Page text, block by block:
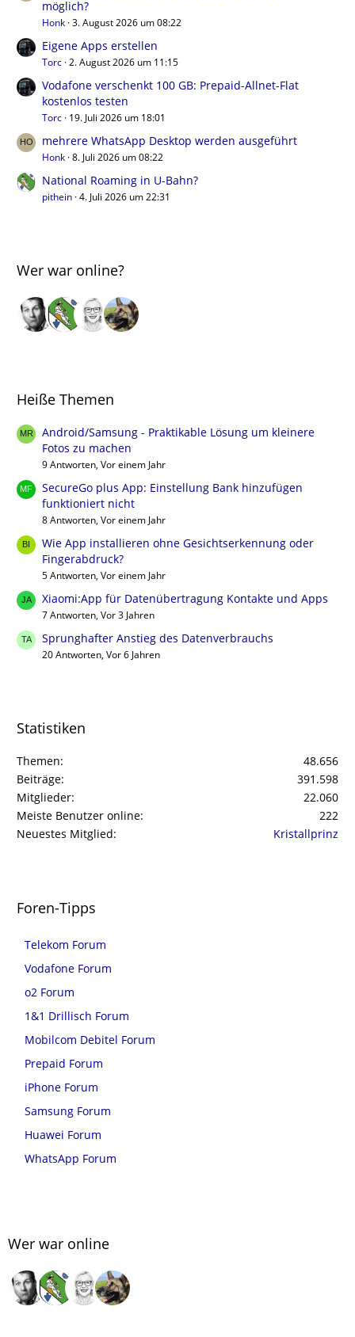
möglich?
Honk 3. August 2026 um 08:22
Eigene Apps erstellen
Torc 2. August 2026 um 11:15
Vodafone verschenkt 100 GB: Prepaid-Allnet-Flat
kostenlos testen
Torc 19. Juli 2026 um 18:01
mehrere WhatsApp Desktop werden ausgeführt
Honk 8. Juli 2026 um 08:22
National Roaming in U-Bahn?
pithein 4. Juli 2026 um 22:31
Wer war online?
Heiße Themen
Android/Samsung - Praktikable Lösung um kleinere
Fotos zu machen
9 Antworten, Vor einem Jahr
SecureGo plus App: Einstellung Bank hinzufügen
funktioniert nicht
8 Antworten, Vor einem Jahr
Wie App installieren ohne Gesichtserkennung oder
Fingerabdruck?
5 Antworten, Vor einem Jahr
Xiaomi:App für Datenübertragung Kontakte und Apps
7 Antworten, Vor 3 Jahren
Sprunghafter Anstieg des Datenverbrauchs
20 Antworten, Vor 6 Jahren
Statistiken
Themen
48.656
Beiträge
391.598
Mitglieder
22.060
Meiste Benutzer online
222
Neuestes Mitglied
Kristallprinz
Foren-Tipps
Telekom Forum
Vodafone Forum
o2 Forum
1&1 Drillisch Forum
Mobilcom Debitel Forum
Prepaid Forum
iPhone Forum
Samsung Forum
Huawei Forum
WhatsApp Forum
Wer war online